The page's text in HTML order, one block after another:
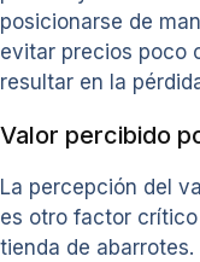
posicionarse de
evitar precios poco
resultar en la
Valor percibido
La percepción del
es otro factor
tienda de